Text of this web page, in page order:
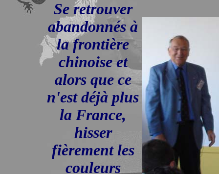
Se retrouver
abandonnés à
la frontière
chinoise et
alors que ce
n'est déjà plus
la France,
hisser
fièrement les
couleurs